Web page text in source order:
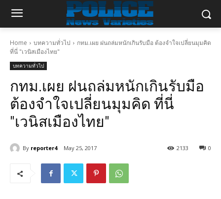
Home บทความทั่วไป
กทม.เผย ฝนถล่มหนักเกินรับมือ ต้องจำใจเปลี่ยนมุมคิด
ที่นี่ "เวนิสเมืองไทย"
บทความทั่วไป
กทม.เผย ฝนถล่มหนักเกินรับมือ
ต้องจำใจเปลี่ยนมุมคิด ที่นี่
"เวนิสเมืองไทย"
By reporter4 May 25, 2017 0
2133